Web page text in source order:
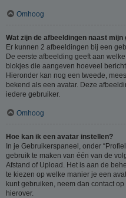
Omhoog
Wat zijn de afbeeldingen naast
Er kunnen 2 afbeeldingen bij een
De eerste afbeelding geeft aan
blokjes die aangeven hoeveel
Hieronder kan nog een tweede,
bekend als een avatar. Deze
iedere gebruiker.
Omhoog
Hoe kan ik een avatar instellen?
In je Gebruikerspaneel, onder
gebruik te maken van één van de
Afstand of Upload. Het is aan de
te kiezen op welke manier je een
kunt gebruiken, neem dan contact
hierover.